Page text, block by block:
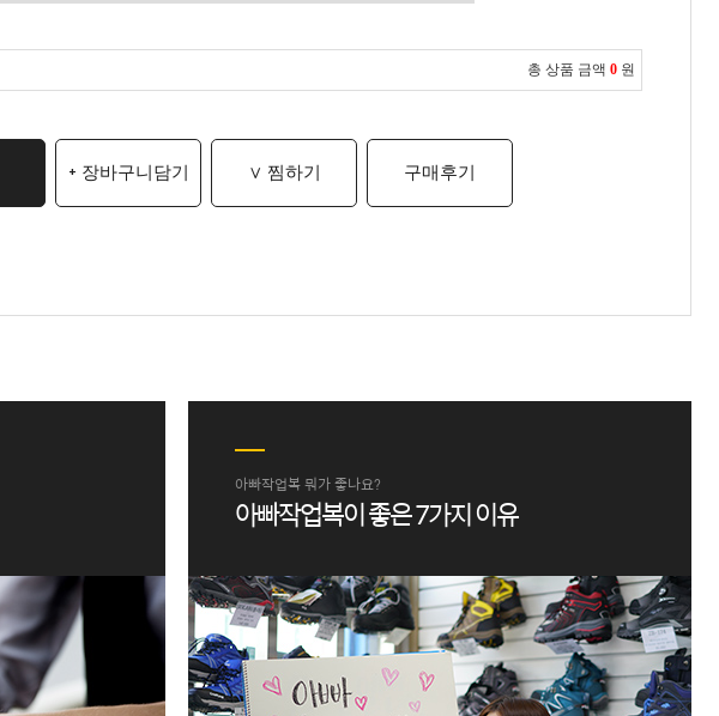
총 상품 금액 0 원
+ 장바구니담기 ∨ 찜하기 구매후기
아빠작업복 뭐가 좋나요?
아빠작업복이 좋은 7가지 이유